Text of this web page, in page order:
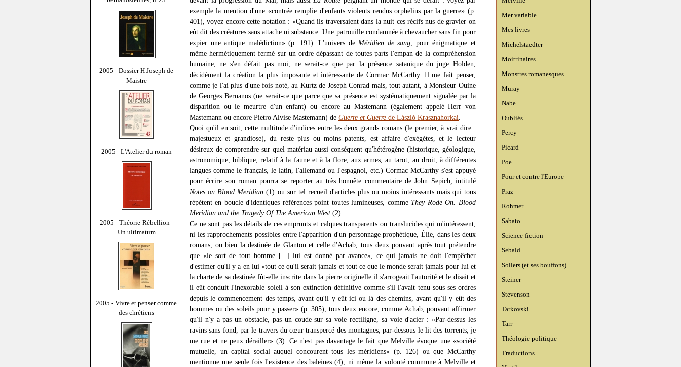
2005 - Dossier H Joseph de
Maistre
2005 - L'Atelier du roman
2005 - Théorie-Rébellion -
Un ultimatum
2005 - Vivre et penser comme
des chrétiens
Mer variable...
Mes livres
Michelstaedter
Moitrinaires
Monstres romanesques
Muray
Nabe
Oubliés
Percy
Picard
Poe
Pour et contre l'Europe
Praz
Rohmer
Sabato
Science-fiction
Sebald
Sollers (et ses bouffons)
Steiner
Stevenson
Tarkovski
Tarr
Théologie politique
Traductions
exemple la mention d'une «contrée remplie d'enfants violents rendus orphelins par la guerre» (p.
401), voyez encore cette notation : «Quand ils traversaient dans la nuit ces récifs nus de gravier on
eût dit des créatures sans attache ni substance. Une patrouille condamnée à chevaucher sans fin pour
expier une antique malédiction» (p. 191). L'univers de Méridien de sang , pour énigmatique et
même hermétiquement fermé sur un ordre dépassant de toutes parts l'empan de la compréhension
humaine, ne s'en défait pas moi, ne serait-ce que par la présence satanique du juge Holden,
décidément la création la plus imposante et intéressante de Cormac McCarthy. Il me fait penser,
comme je l'ai plus d'une fois noté, au Kurtz de Joseph Conrad mais, tout autant, à Monsieur Ouine
de Georges Bernanos (ne serait-ce que parce que sa présence est systématiquement signalée par la
disparition ou le meurtre d'un enfant) ou encore au Mastemann (également appelé Herr von
Mastemann ou encore Pietro Alvise Mastemann) de Guerre et Guerre de László Krasznahorkai
Quoi qu'il en soit, cette multitude d'indices entre les deux grands romans (le premier, à vrai dire :
majestueux et grandiose), du reste plus ou moins patents, est affaire d'exégètes, et le lecteur
désireux de comprendre sur quel matériau aussi conséquent qu'hétérogène (historique, géologique,
astronomique, biblique, relatif à la faune et à la flore, aux armes, au tarot, au droit, à différentes
langues comme le français, le latin, l'allemand ou l'espagnol, etc.) Cormac McCarthy s'est appuyé
pour écrire son roman pourra se reporter au très honnête commentaire de John Sepich, intitulé
Notes on Blood Meridian (1) ou sur tel recueil d'articles plus ou moins intéressants mais qui tous
répètent en boucle d'identiques références point toutes lumineuses, comme They Rode On. Blood
Meridian and the Tragedy Of The American West (2).
Ce ne sont pas les détails de ces emprunts et calques transparents ou translucides qui m'intéressent,
ni les rapprochements possibles entre l'apparition d'un personnage prophétique, Élie, dans les deux
romans, ou bien la destinée de Glanton et celle d'Achab, tous deux pouvant après tout prétendre
que «le sort de tout homme [...] lui est donné par avance», ce qui jamais ne doit l'empêcher
d'estimer qu'il y a en lui «tout ce qu'il serait jamais et tout ce que le monde serait jamais pour lui et
la charte de sa destinée fût-elle inscrite dans la pierre originelle il s'arrogeait l'autorité et le disait et
il eût conduit l'inexorable soleil à son extinction définitive comme s'il l'avait tenu sous ses ordres
depuis le commencement des temps, avant qu'il y eût ici ou là des chemins, avant qu'il y eût des
hommes ou des soleils pour y passer» (p. 305), tous deux encore, comme Achab, pouvant affirmer
qu'il n'y a pas un obstacle, pas un coude sur sa voie rectiligne, sa voie d'acier : «Par-dessus les
ravins sans fond, par le travers du cœur transpercé des montagnes, par-dessous le lit des torrents, je
me rue et ne peux dérailler» (3). Ce n'est pas davantage le fait que Melville évoque une «société
mutuelle, un capital social auquel concourent tous les méridiens» (p. 126) ou que McCarthy
mentionne une seule fois l'existence des baleines (4), ni même la volonté commune à Melville et